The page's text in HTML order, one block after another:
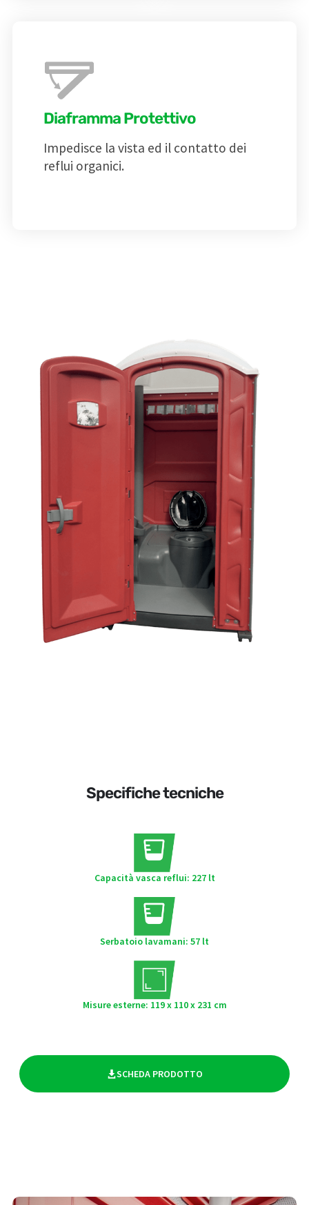
Diaframma Protettivo
Impedisce la vista ed il contatto dei
reflui organici.
Specifiche tecniche
Capacità vasca reflui: 227 lt
Serbatoio lavamani: 57 lt
Misure esterne: 119 x 110 x 231 cm
SCHEDA PRODOTTO